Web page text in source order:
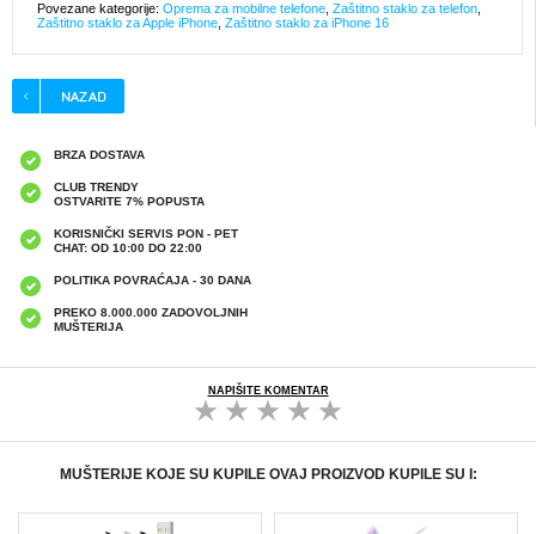
Povezane kategorije: Oprema za mobilne telefone Zaštitno staklo za telefon
Zaštitno staklo za Apple iPhone Zaštitno staklo za iPhone 16
BRZA DOSTAVA
CLUB TRENDY
OSTVARITE 7% POPUSTA
KORISNIČKI SERVIS PON - PET
CHAT: OD 10:00 DO 22:00
POLITIKA POVRAĆAJA - 30 DANA
PREKO 8.000.000 ZADOVOLJNIH
MUŠTERIJA
NAPIŠITE KOMENTAR
MUŠTERIJE KOJE SU KUPILE OVAJ PROIZVOD KUPILE SU I: